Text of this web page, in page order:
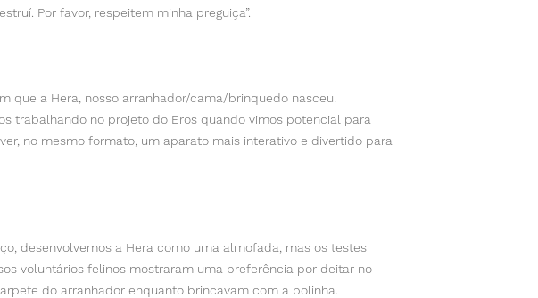
Por favor, respeitem minha preguiça”.
que a Hera, nosso arranhador/cama/brinquedo nasceu!
trabalhando no projeto do Eros quando vimos potencial para
no mesmo formato, um aparato mais interativo e divertido para
desenvolvemos a Hera como uma almofada, mas os testes
voluntários felinos mostraram uma preferência por deitar no
do arranhador enquanto brincavam com a bolinha.